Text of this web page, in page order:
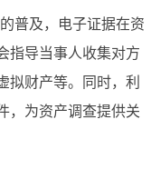
普及，电子证据在资
指导当事人收集对方
拟财产等。同时，利
，为资产调查提供关